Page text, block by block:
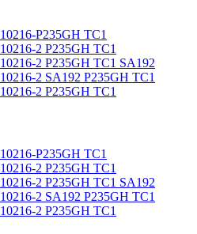
P235GH TC1
2 P235GH TC1
2 P235GH TC1 SA192
2 SA192 P235GH TC1
2 P235GH TC1
P235GH TC1
2 P235GH TC1
2 P235GH TC1 SA192
2 SA192 P235GH TC1
2 P235GH TC1